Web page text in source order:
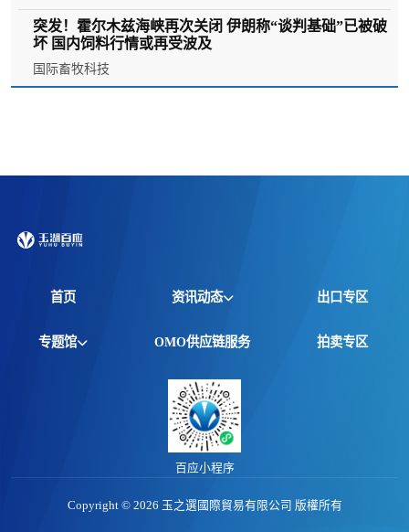
突发！霍尔木兹海峡再次关闭 伊朗称“谈判基础”已被破
坏 国内饲料行情或再受波及
国际畜牧科技
首页 资讯动态
全球资讯
价格行情
专题报告
出口专区
专题馆 OMO供应链服务 拍卖专区
百应小程序
Copyright © 2026 玉之選國際貿易有限公司 版權所有